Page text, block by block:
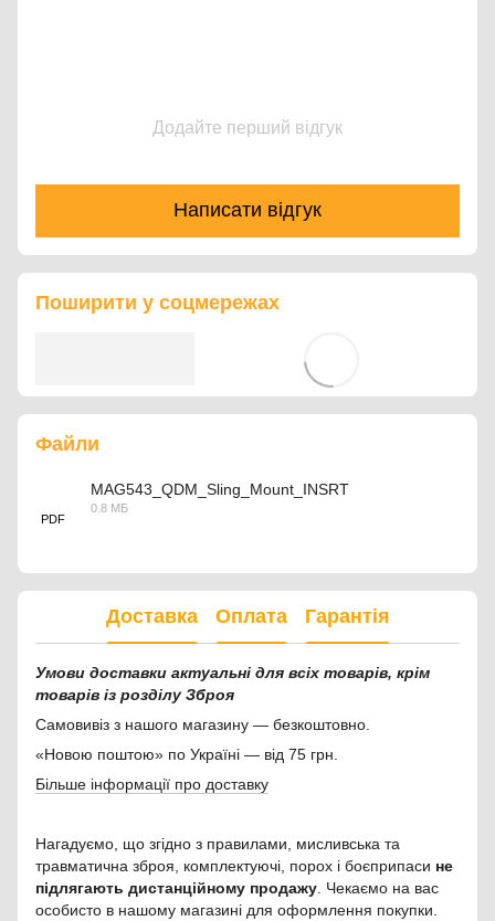
Додайте перший відгук
Написати відгук
Поширити у соцмережах
Файли
PDF
MAG543_QDM_Sling_Mount_INSRT
0.8 МБ
Доставка Оплата Гарантія
Умови доставки актуальні для всіх товарів, крім
товарів із розділу Зброя
Самовивіз з нашого магазину — безкоштовно.
«Новою поштою» по Україні — від 75 грн.
Більше інформації про доставку
Нагадуємо, що згідно з правилами, мисливська та
травматична зброя, комплектуючі, порох і боєприпаси не
підлягають дистанційному продажу . Чекаємо на вас
особисто в нашому магазині для оформлення покупки.